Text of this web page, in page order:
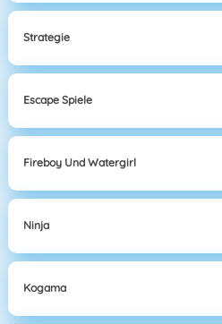
Strategie
Escape Spiele
Fireboy Und Watergirl
Ninja
Kogama